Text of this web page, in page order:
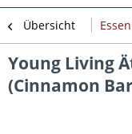
Übersicht
Young Living
(Cinnamon